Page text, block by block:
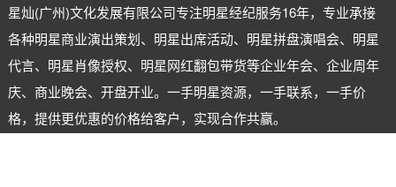
星灿(广州)文化发展有限公司专注明星经纪服务16年，专业承接
各种明星商业演出策划、明星出席活动、明星拼盘演唱会、明星
代言、明星肖像授权、明星网红翻包带货等企业年会、企业周年
庆、商业晚会、开盘开业。一手明星资源，一手联系，一手价
格，提供更优惠的价格给客户，实现合作共赢。